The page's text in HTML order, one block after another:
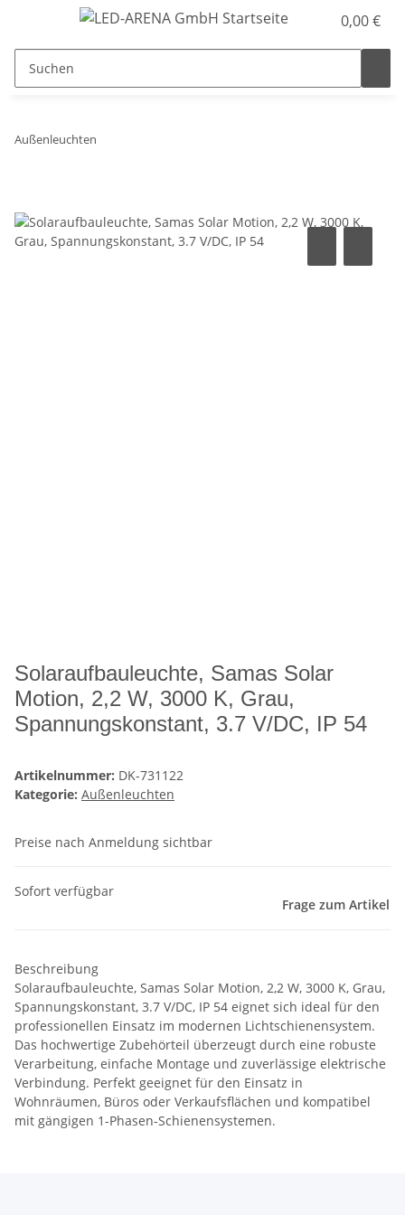
0,00 €
Außenleuchten
Solaraufbauleuchte, Samas Solar
Motion, 2,2 W, 3000 K, Grau,
Spannungskonstant, 3.7 V/DC, IP 54
Artikelnummer: DK-731122
Kategorie: Außenleuchten
Preise nach Anmeldung sichtbar
Sofort verfügbar
Frage zum Artikel
Beschreibung
Solaraufbauleuchte, Samas Solar Motion, 2,2 W, 3000 K, Grau,
Spannungskonstant, 3.7 V/DC, IP 54 eignet sich ideal für den
professionellen Einsatz im modernen Lichtschienensystem.
Das hochwertige Zubehörteil überzeugt durch eine robuste
Verarbeitung, einfache Montage und zuverlässige elektrische
Verbindung. Perfekt geeignet für den Einsatz in
Wohnräumen, Büros oder Verkaufsflächen und kompatibel
mit gängigen 1-Phasen-Schienensystemen.